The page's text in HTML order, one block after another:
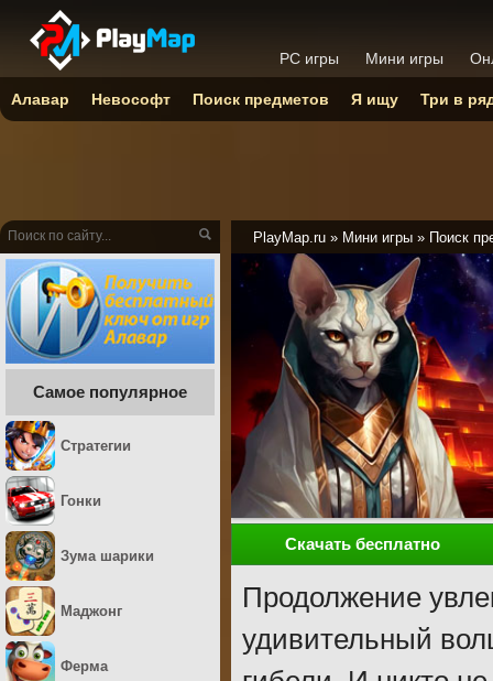
PlayMap.ru » Мини игры » Поиск
Скачать бесплатно
Продолжение
удивительный
Самое популярное
Стратегии
Гонки
Зума шарики
Маджонг
Ферма
PC игры Мини игры
Алавар Невософт Поиск предметов Я ищу Три в